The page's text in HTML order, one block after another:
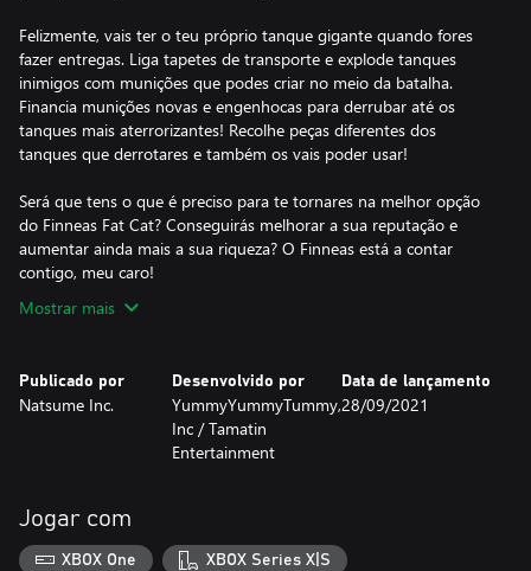
Felizmente, vais ter o teu próprio tanque gigante quando fores
fazer entregas. Liga tapetes de transporte e explode tanques
inimigos com munições que podes criar no meio da batalha.
Financia munições novas e engenhocas para derrubar até os
tanques mais aterrorizantes! Recolhe peças diferentes dos
tanques que derrotares e também os vais poder usar!
Será que tens o que é preciso para te tornares na melhor opção
do Finneas Fat Cat? Conseguirás melhorar a sua reputação e
aumentar ainda mais a sua riqueza? O Finneas está a contar
contigo, meu caro!
Mostrar mais
Publicado por
Natsume Inc.
Desenvolvido por
YummyYummyTummy,
Inc / Tamatin
Entertainment
Data de lançamento
28/09/2021
Jogar com
XBOX One XBOX Series X|S